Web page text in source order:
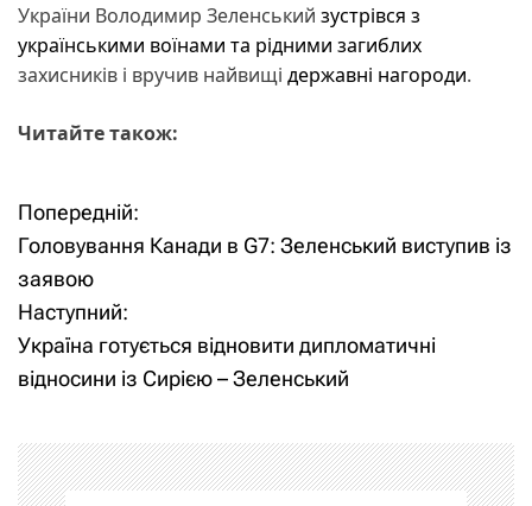
України Володимир Зеленський зустрівся з
українськими воїнами та рідними загиблих
захисників і вручив найвищі державні нагороди.
Читайте також:
Н
а
в
і
а
Попередній:
Головування Канади в G7: Зеленський виступив із
заявою
Наступний:
Україна готується відновити дипломатичні
відносини із Сирією – Зеленський